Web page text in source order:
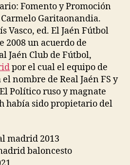
Fomento y Promoción
Carmelo Garitaonandia.
Vasco, ed. El Jaén Fútbol
2008 un acuerdo de
Jaén Club de Fútbol,
por el cual el equipo de
nombre de Real Jaén FS y
Político ruso y magnate
había sido propietario del